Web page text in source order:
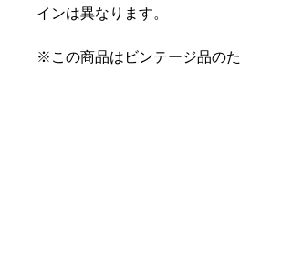
インは異なります。
※この商品はビンテージ品のた